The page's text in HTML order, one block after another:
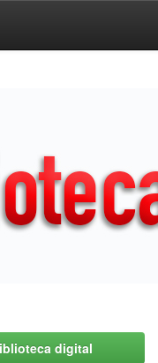
digital